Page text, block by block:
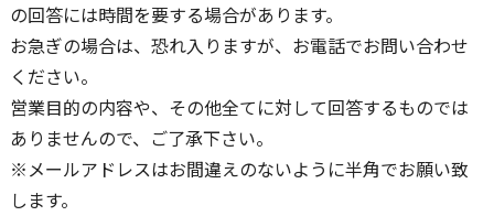
の回答には時間を要する場合があります。
お急ぎの場合は、恐れ入りますが、お電話でお問い合わせ
ください。
営業目的の内容や、その他全てに対して回答するものでは
ありませんので、ご了承下さい。
※メールアドレスはお間違えのないように半角でお願い致
します。